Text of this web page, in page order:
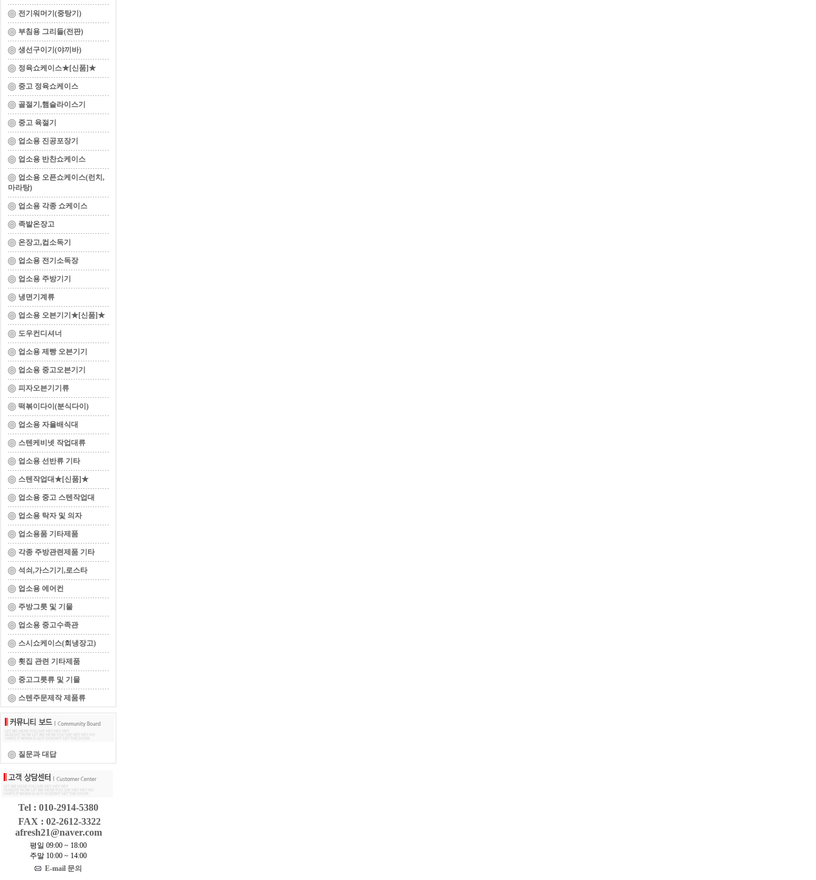
전기워머기(중탕기)
부침용 그리들(전판)
생선구이기(야끼바)
정육쇼케이스★[신품]★
중고 정육쇼케이스
골절기,햄슬라이스기
중고 육절기
업소용 진공포장기
업소용 반찬쇼케이스
업소용 오픈쇼케이스(런치,
마라탕)
업소용 각종 쇼케이스
족발온장고
온장고,컵소독기
업소용 전기소독장
업소용 주방기기
냉면기계류
업소용 오븐기기★[신품]★
도우컨디셔너
업소용 제빵 오븐기기
업소용 중고오븐기기
피자오븐기기류
떡볶이다이(분식다이)
업소용 자율배식대
스텐케비넷 작업대류
업소용 선반류 기타
스텐작업대★[신품]★
업소용 중고 스텐작업대
업소용 탁자 및 의자
업소용품 기타제품
각종 주방관련제품 기타
석쇠,가스기기,로스타
업소용 에어컨
주방그릇 및 기물
업소용 중고수족관
스시쇼케이스(회냉장고)
횟집 관련 기타제품
중고그릇류 및 기물
스텐주문제작 제품류
질문과 대답
Tel : 010-2914-5380
FAX : 02-2612-3322
afresh21@naver.com
평일 09:00 ~ 18:00
주말 10:00 ~ 14:00
E-mail 문의